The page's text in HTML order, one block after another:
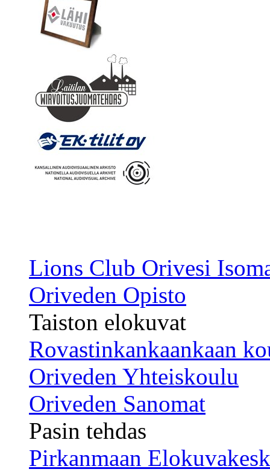
Lions Club Orivesi
Oriveden Opisto
Taiston elokuvat
Rovastinkankaankaan
Oriveden Yhteiskoulu
Oriveden Sanomat
Pasin tehdas
Pirkanmaan